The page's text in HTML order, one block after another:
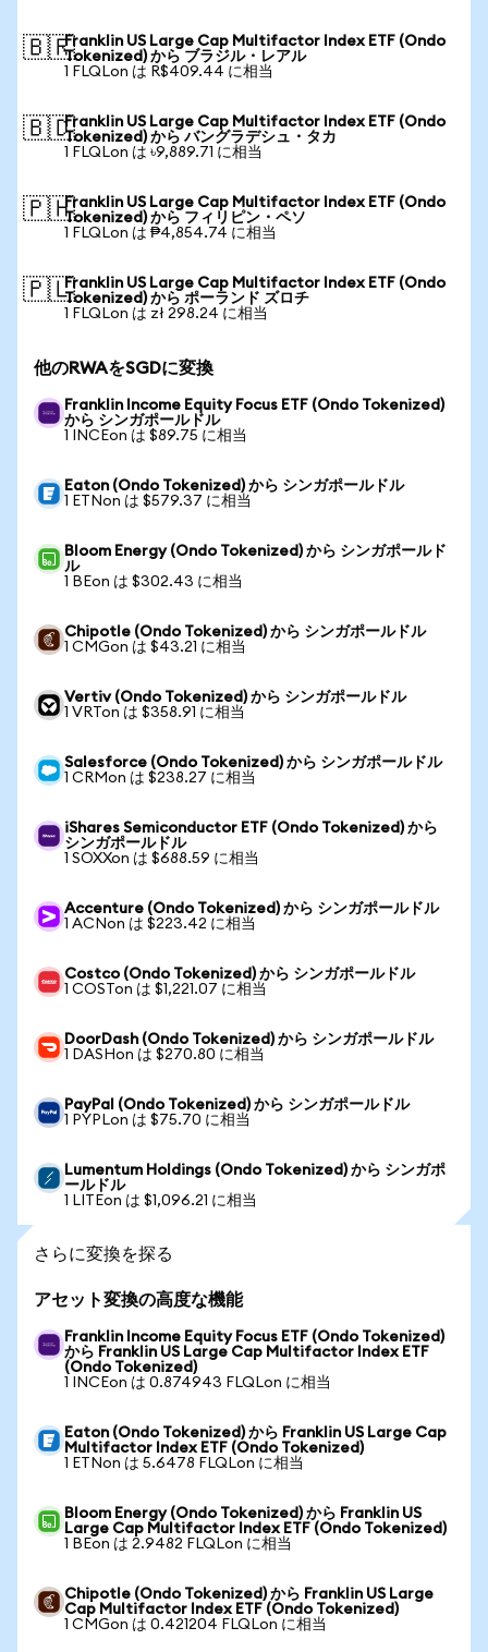
🇧🇷Franklin US Large Cap Multifactor Index ETF (Ondo
Tokenized) から ブラジル・レアル
1 FLQLon は R$409.44 に相当
🇧🇩Franklin US Large Cap Multifactor Index ETF (Ondo
Tokenized) から バングラデシュ・タカ
1 FLQLon は ৳9,889.71 に相当
🇵🇭Franklin US Large Cap Multifactor Index ETF (Ondo
Tokenized) から フィリピン・ペソ
1 FLQLon は ₱4,854.74 に相当
🇵🇱Franklin US Large Cap Multifactor Index ETF (Ondo
Tokenized) から ポーランド ズロチ
1 FLQLon は zł 298.24 に相当
他のRWAをSGDに変換
Franklin Income Equity Focus ETF (Ondo Tokenized)
から シンガポールドル
1 INCEon は $89.75 に相当
Eaton (Ondo Tokenized) から シンガポールドル
1 ETNon は $579.37 に相当
Bloom Energy (Ondo Tokenized) から シンガポールド
ル
1 BEon は $302.43 に相当
Chipotle (Ondo Tokenized) から シンガポールドル
1 CMGon は $43.21 に相当
Vertiv (Ondo Tokenized) から シンガポールドル
1 VRTon は $358.91 に相当
Salesforce (Ondo Tokenized) から シンガポールドル
1 CRMon は $238.27 に相当
iShares Semiconductor ETF (Ondo Tokenized) から
シンガポールドル
1 SOXXon は $688.59 に相当
Accenture (Ondo Tokenized) から シンガポールドル
1 ACNon は $223.42 に相当
Costco (Ondo Tokenized) から シンガポールドル
1 COSTon は $1,221.07 に相当
DoorDash (Ondo Tokenized) から シンガポールドル
1 DASHon は $270.80 に相当
PayPal (Ondo Tokenized) から シンガポールドル
1 PYPLon は $75.70 に相当
Lumentum Holdings (Ondo Tokenized) から シンガポ
ールドル
1 LITEon は $1,096.21 に相当
さらに変換を探る
アセット変換の高度な機能
Franklin Income Equity Focus ETF (Ondo Tokenized)
から Franklin US Large Cap Multifactor Index ETF
(Ondo Tokenized)
1 INCEon は 0.874943 FLQLon に相当
Eaton (Ondo Tokenized) から Franklin US Large Cap
Multifactor Index ETF (Ondo Tokenized)
1 ETNon は 5.6478 FLQLon に相当
Bloom Energy (Ondo Tokenized) から Franklin US
Large Cap Multifactor Index ETF (Ondo Tokenized)
1 BEon は 2.9482 FLQLon に相当
Chipotle (Ondo Tokenized) から Franklin US Large
Cap Multifactor Index ETF (Ondo Tokenized)
1 CMGon は 0.421204 FLQLon に相当